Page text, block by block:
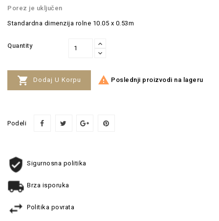
Porez je uključen
Standardna dimenzija rolne 10.05 x 0.53m
Quantity
 Dodaj U Korpu  Poslednji proizvodi na lageru
Podeli
Sigurnosna politika
Brza isporuka
Politika povrata